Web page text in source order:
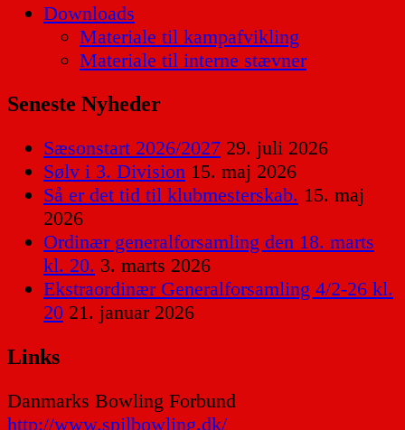
Downloads
Materiale til kampafvikling
Materiale til interne stævner
Seneste Nyheder
Sæsonstart 2026/2027 29. juli 2026
Sølv i 3. Division 15. maj 2026
Så er det tid til klubmesterskab. 15. maj
2026
Ordinær generalforsamling den 18. marts
kl. 20. 3. marts 2026
Ekstraordinær Generalforsamling 4/2-26 kl.
20 21. januar 2026
Links
Danmarks Bowling Forbund
http://www.spilbowling.dk/